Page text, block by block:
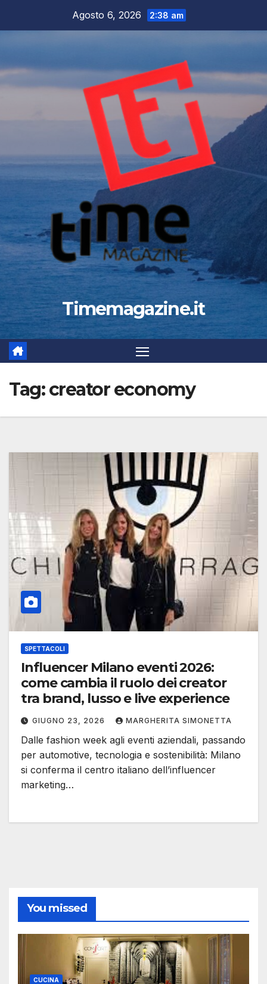
Agosto 6, 2026 2:38 am
Timemagazine.it
Tag:creator economy
SPETTACOLI
Influencer Milano eventi 2026:
come cambia il ruolo dei creator
tra brand, lusso e live experience
GIUGNO 23, 2026 MARGHERITA SIMONETTA
Dalle fashion week agli eventi aziendali, passando
per automotive, tecnologia e sostenibilità: Milano
si conferma il centro italiano dell’influencer
marketing…
You missed
CUCINA